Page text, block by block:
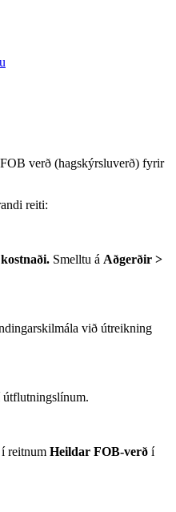
verð (hagskýrsluverð) fyrir
reiti:
Smelltu á Aðgerðir >
við útreikning
reitnum Heildar FOB-verð í